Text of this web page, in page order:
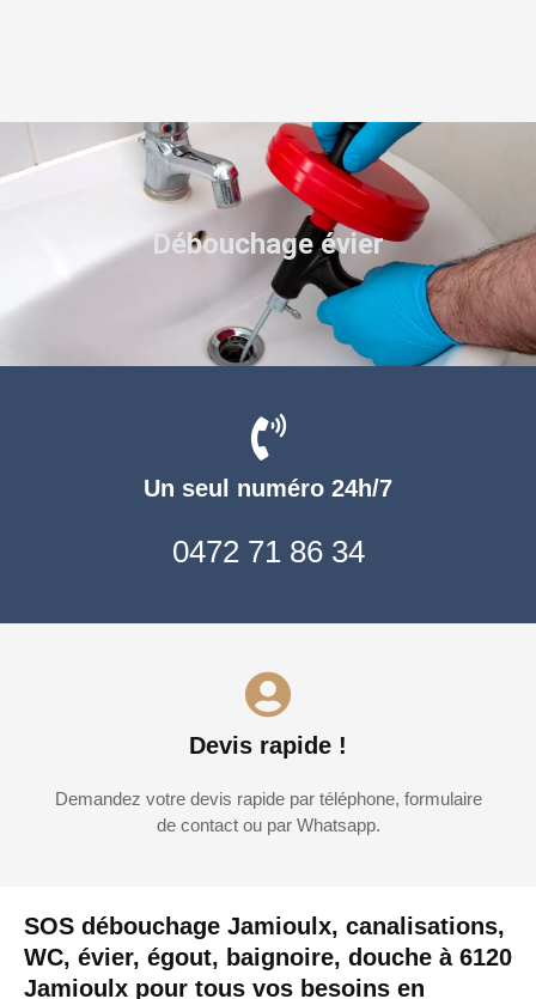
SOS débouchage Jamioulx, canalisations,
WC, évier, égout, baignoire, douche à 6120
Jamioulx pour tous vos besoins en
Un seul numéro 24h/7
0472 71 86 34
Devis rapide !
Demandez votre devis rapide par téléphone, formulaire
de contact ou par Whatsapp.
Débouchage évier